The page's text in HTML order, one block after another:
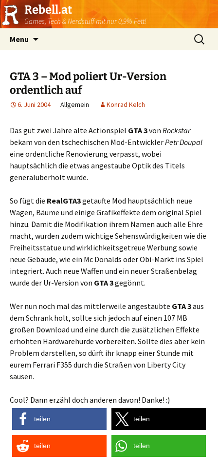
Rebell.at
Games, Tech & Nerdstuff mit nur 0,9% Fett!
Menu
Suchen
nach:
GTA 3 – Mod poliert Ur-Version
ordentlich auf
6. Juni 2004 Allgemein Konrad Kelch
Das gut zwei Jahre alte Actionspiel GTA 3von Rockstar
bekam von den tschechischen Mod-EntwicklerPetr Doupal
eine ordentliche Renovierung verpasst, wobei
hauptsächlich die etwas angestaube Optik des Titels
generalüberholt wurde.
So fügt die RealGTA3getaufte Mod hauptsächlich neue
Wagen, Bäume und einige Grafikeffekte dem original Spiel
hinzu. Damit die Modifikation ihrem Namen auch alle Ehre
macht, wurden zudem wichtige Sehenswürdigkeiten wie die
Freiheitsstatue und wirklichkeitsgetreue Werbung sowie
neue Gebäude, wie ein Mc Donalds oder Obi-Markt ins Spiel
integriert. Auch neue Waffen und ein neuer Straßenbelag
wurde der Ur-Version von GTA 3gegönnt.
Wer nun noch mal das mittlerweile angestaubte GTA 3aus
dem Schrank holt, sollte sich jedoch auf einen 107 MB
großen Download und eine durch die zusätzlichen Effekte
erhöhten Hardwarehürde vorbereiten. Sollte dies aber kein
Problem darstellen, so dürft ihr knapp einer Stunde mit
eurem Ferrari F355 durch die Straßen von Liberty City
sausen.
Cool? Dann erzähl doch anderen davon! Danke! :)
teilen teilen
teilen teilen